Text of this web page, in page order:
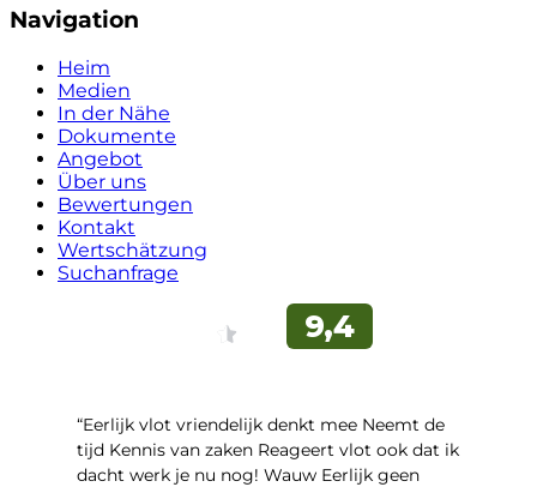
Navigation
Heim
Medien
In der Nähe
Dokumente
Angebot
Über uns
Bewertungen
Kontakt
Wertschätzung
Suchanfrage
“Eerlijk vlot vriendelijk denkt mee Neemt de
tijd Kennis van zaken Reageert vlot ook dat ik
dacht werk je nu nog! Wauw Eerlijk geen